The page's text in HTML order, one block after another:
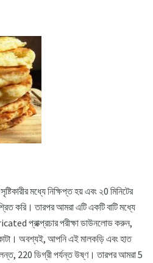
মধ্যে নিক্ষিপ্ত হয় এবং ২0 মিনিটের
করি। তারপর আমরা এটি একটি বাটি মধ্যে
প্রাক্প্রচার পরীক্ষা ডাউনলোড করুন,
অবশ্যই, আপনি এই মালকড়ি এবং হাত
220 ডিগ্রী পর্যন্ত উষ্ণ। তারপর আমরা 5